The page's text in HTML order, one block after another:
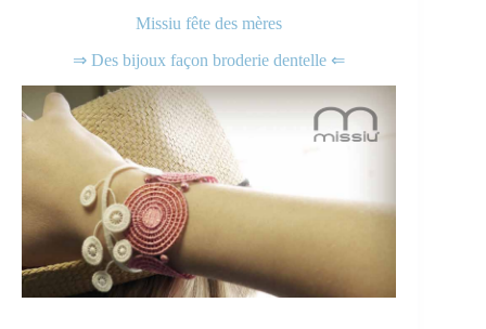
Missiu fête des mères
⇒ Des bijoux façon broderie dentelle ⇐